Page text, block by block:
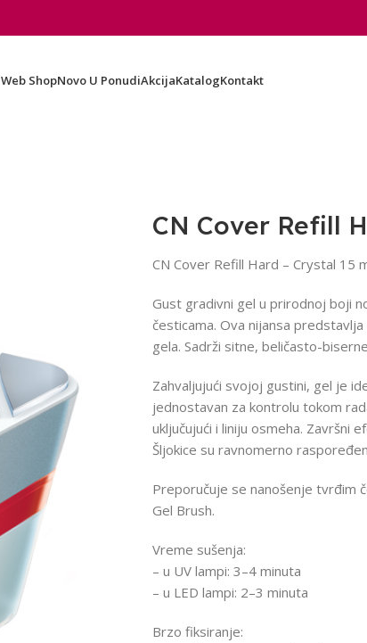
Web ShopNovo U PonudiAkcijaKatalogKontakt
CN Cover Refill
CN Cover Refill Hard – Crystal 15
Gust gradivni gel u prirodnoj boji
česticama. Ova nijansa
gela. Sadrži sitne, beličasto-
Zahvaljujući svojoj gustini, gel je
jednostavan za kontrolu tokom
uključujući i liniju osmeha. Završni
Šljokice su ravnomerno
Preporučuje se nanošenje tvrđim
Gel Brush.
Vreme sušenja:
– u UV lampi: 3–4 minuta
– u LED lampi: 2–3 minuta
Brzo fiksiranje: